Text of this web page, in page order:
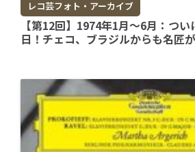
レコ芸フォト・アーカイブ
【第12回】1974年1月～6月：つ
日！チェコ、ブラジルからも名匠